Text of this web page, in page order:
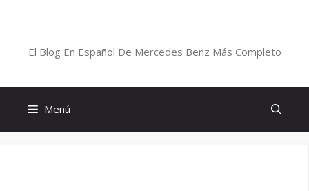
El Blog En Español De Mercedes Benz Más Completo
Menú